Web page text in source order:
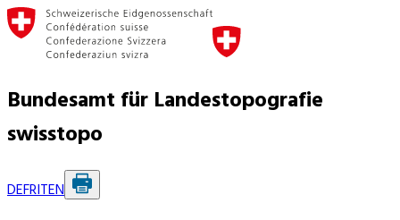
Bundesamt für Landestopografie
swisstopo
DEFRITEN